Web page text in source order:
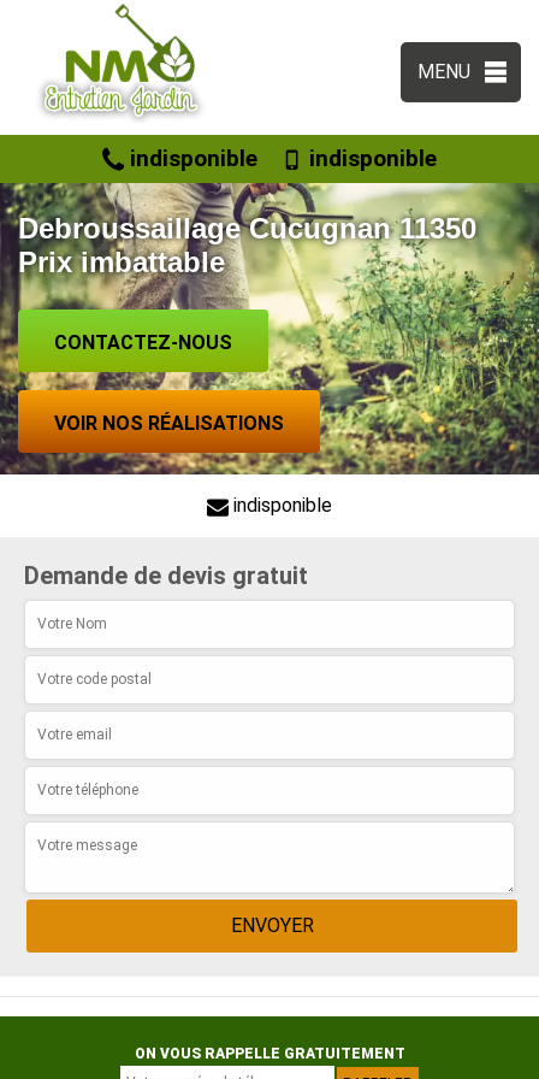
MENU
indisponible indisponible
Debroussaillage Cucugnan 11350
Prix imbattable
CONTACTEZ-NOUS
VOIR NOS RÉALISATIONS
indisponible
Demande de devis gratuit
ON VOUS RAPPELLE GRATUITEMENT